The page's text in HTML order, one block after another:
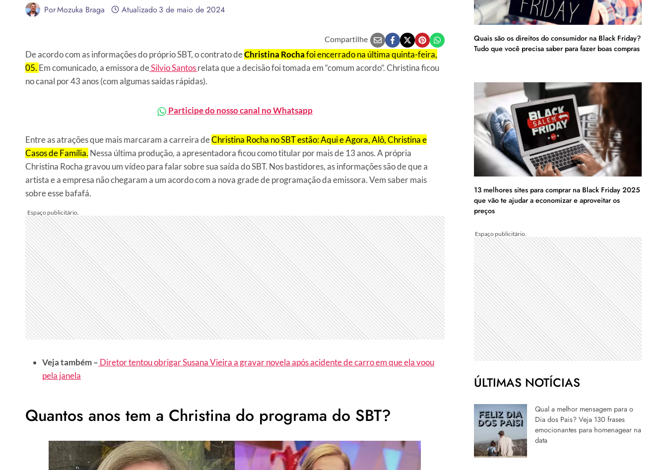
PorMozuka Braga Atualizado3 de maio de 2024
Compartilhe
De acordo com as informações do próprio SBT, o contrato deChristina Rochafoi encerrado na última quinta-feira,
05. Em comunicado, a emissora deSilvio Santosrelata que a decisão foi tomada em “comum acordo”. Christina ficou
no canal por 43 anos (com algumas saídas rápidas).
Participe do nosso canal no Whatsapp
Entre as atrações que mais marcaram a carreira deChristina Rocha no SBT estão: Aqui e Agora, Alô, Christina e
Casos de Família. Nessa última produção, a apresentadora ficou como titular por mais de 13 anos. A própria
Christina Rocha gravou um vídeo para falar sobre sua saída do SBT. Nos bastidores, as informações são de que a
artista e a empresa não chegaram a um acordo com a nova grade de programação da emissora. Vem saber mais
sobre esse bafafá.
Veja também – Diretor tentou obrigar Susana Vieira a gravar novela após acidente de carro em que ela voou
pela janela
Quantos anos tem a Christina do programa do SBT?
Quais são os direitos do consumidor na Black Friday?
Tudo que você precisa saber para fazer boas compras
13 melhores sites para comprar na Black Friday 2025
que vão te ajudar a economizar e aproveitar os
preços
ÚLTIMAS NOTÍCIAS
Qual a melhor mensagem para o
Dia dos Pais? Veja 130 frases
emocionantes para homenagear na
data